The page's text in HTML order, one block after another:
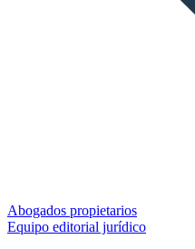
Abogados propietarios
Equipo editorial jurídico